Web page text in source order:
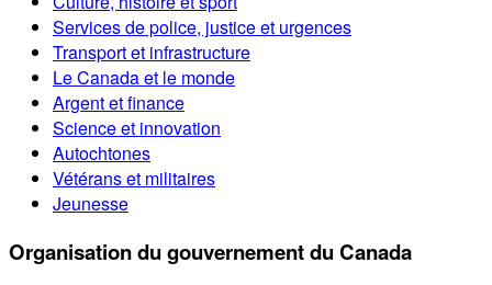
Services de police, justice et urgences
Transport et infrastructure
Le Canada et le monde
Argent et finance
Science et innovation
Autochtones
Vétérans et militaires
Jeunesse
Organisation du gouvernement du Canada